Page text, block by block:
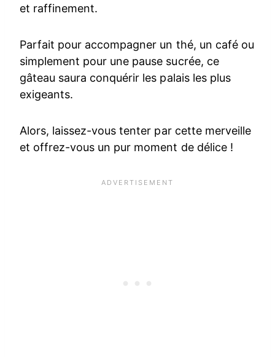
et raffinement.
Parfait pour accompagner un thé, un café ou
simplement pour une pause sucrée, ce
gâteau saura conquérir les palais les plus
exigeants.
Alors, laissez-vous tenter par cette merveille
et offrez-vous un pur moment de délice !